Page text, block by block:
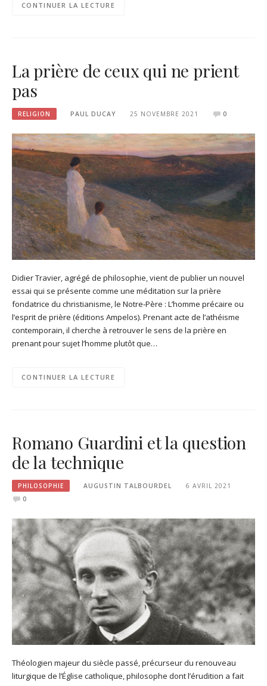
CONTINUER LA LECTURE
La prière de ceux qui ne prient
pas
RELIGION PAUL DUCAY 25 NOVEMBRE 2021 0
Didier Travier, agrégé de philosophie, vient de publier un nouvel
essai qui se présente comme une méditation sur la prière
fondatrice du christianisme, le Notre-Père : L’homme précaire ou
l’esprit de prière (éditions Ampelos). Prenant acte de l’athéisme
contemporain, il cherche à retrouver le sens de la prière en
prenant pour sujet l’homme plutôt que…
CONTINUER LA LECTURE
Romano Guardini et la question
de la technique
PHILOSOPHIE AUGUSTIN TALBOURDEL
6 AVRIL 2021
0
Théologien majeur du siècle passé, précurseur du renouveau
liturgique de l’Église catholique, philosophe dont l’érudition a fait